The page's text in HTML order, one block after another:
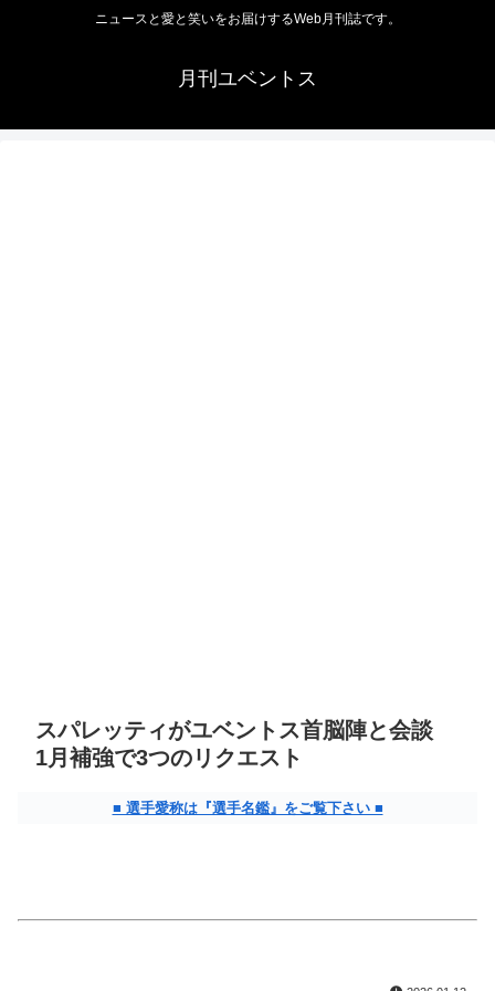
ニュースと愛と笑いをお届けするWeb月刊誌です。
月刊ユベントス
スパレッティがユベントス首脳陣と会談
1月補強で3つのリクエスト
■ 選手愛称は『選手名鑑』をご覧下さい ■